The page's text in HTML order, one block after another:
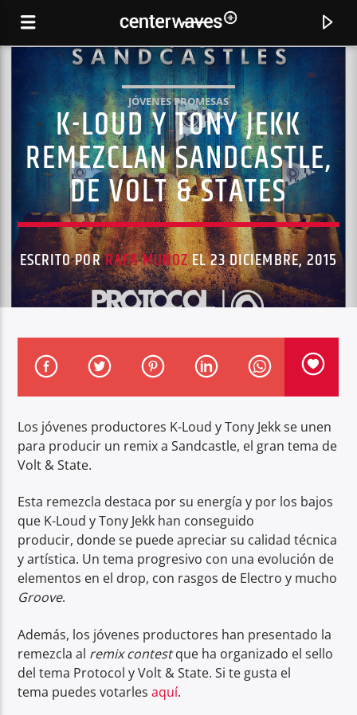
CANCIÓN ACTUAL
OXIA
Center Waves
JÓVENES PROMESAS
K-LOUD Y TONY JEKK
REMEZCLAN SANDCASTLE,
DE VOLT & STATES
ESCRITO PORRAFA MUÑOZEL 23 DICIEMBRE, 2015
Los jóvenes productores K-Loud y Tony Jekk se unen
para producir un remix a Sandcastle, el gran tema de
Volt & State.
Esta remezcla destaca por su energía y por los bajos
que K-Loud y Tony Jekk han conseguido
producir, donde se puede apreciar su calidad técnica
y artística. Un tema progresivo con una evolución de
elementos en el drop, con rasgos de Electro y mucho
Groove.
Además, los jóvenes productores han presentado la
remezcla al remix contestque ha organizado el sello
del tema Protocol y Volt & State. Si te gusta el
tema puedes votarlesaquí.